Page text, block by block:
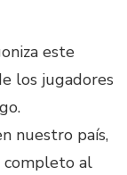
este
los jugadores
nuestro país,
completo al